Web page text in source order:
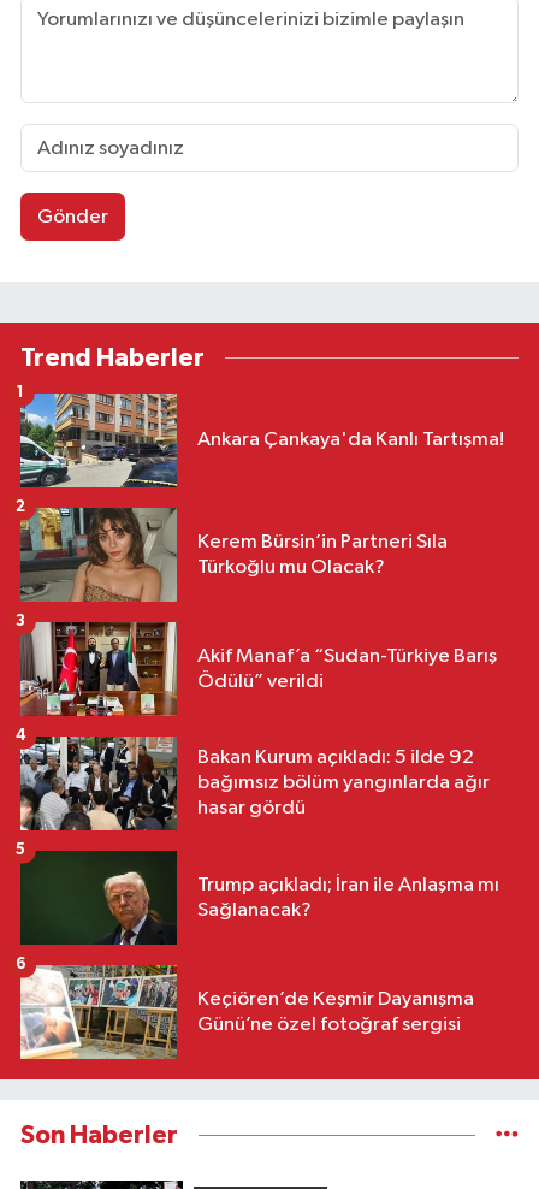
Gönder
Trend Haberler
Ankara Çankaya'da Kanlı Tartışma!
1
Kerem Bürsin’in Partneri Sıla
Türkoğlu mu Olacak?
2
Akif Manaf’a “Sudan-Türkiye Barış
Ödülü” verildi
3
Bakan Kurum açıkladı: 5 ilde 92
bağımsız bölüm yangınlarda ağır
hasar gördü
4
Trump açıkladı; İran ile Anlaşma mı
Sağlanacak?
5
Keçiören’de Keşmir Dayanışma
Günü’ne özel fotoğraf sergisi
6
Son Haberler